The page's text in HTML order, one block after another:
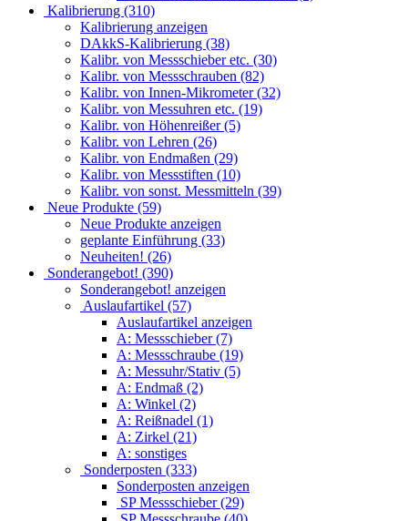
Kalibrierung (310)
Kalibrierung anzeigen
DAkkS-Kalibrierung (38)
Kalibr. von Messschieber etc. (30)
Kalibr. von Messschrauben (82)
Kalibr. von Innen-Mikrometer (32)
Kalibr. von Messuhren etc. (19)
Kalibr. von Höhenreißer (5)
Kalibr. von Lehren (26)
Kalibr. von Endmaßen (29)
Kalibr. von Messstiften (10)
Kalibr. von sonst. Messmitteln (39)
Neue Produkte (59)
Neue Produkte anzeigen
geplante Einführung (33)
Neuheiten! (26)
Sonderangebot! (390)
Sonderangebot! anzeigen
Auslaufartikel (57)
Auslaufartikel anzeigen
A: Messschieber (7)
A: Messschraube (19)
A: Messuhr/Stativ (5)
A: Endmaß (2)
A: Winkel (2)
A: Reißnadel (1)
A: Zirkel (21)
A: sonstiges
Sonderposten (333)
Sonderposten anzeigen
SP Messschieber (29)